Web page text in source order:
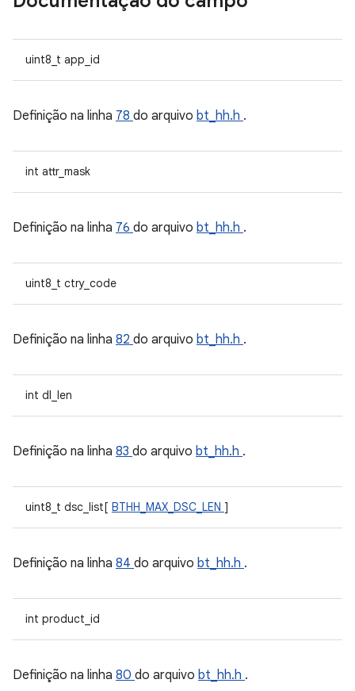
uint8_t app_id
Definição na linha 78 do arquivo bt_hh.h .
int attr_mask
Definição na linha 76 do arquivo bt_hh.h .
uint8_t ctry_code
Definição na linha 82 do arquivo bt_hh.h .
int dl_len
Definição na linha 83 do arquivo bt_hh.h .
uint8_t dsc_list[ BTHH_MAX_DSC_LEN ]
Definição na linha 84 do arquivo bt_hh.h .
int product_id
Definição na linha 80 do arquivo bt_hh.h .